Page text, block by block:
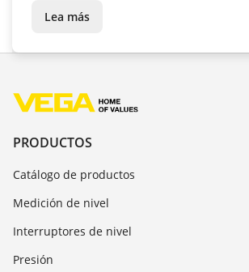
condiciones climatológicas extremas
Lea más
PRODUCTOS
Catálogo de productos
Medición de nivel
Interruptores de nivel
Presión